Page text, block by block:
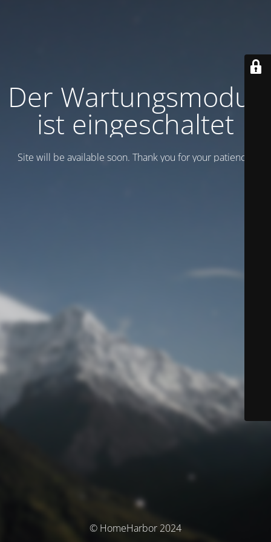
Der Wartungsmodus
ist eingeschaltet
Site will be available soon. Thank you for your patience!
© HomeHarbor 2024